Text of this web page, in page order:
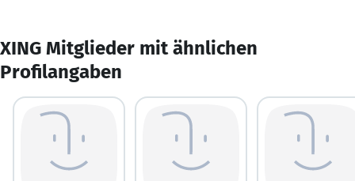
XING Mitglieder mit ähnlichen
Profilangaben